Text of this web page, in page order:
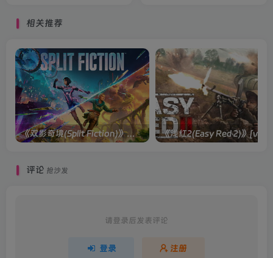
相关推荐
《双影奇境(Split Fiction)》单机版/联机版[v1.0 单机版/联机版]
评论 抢沙发
请登录后发表评论
登录 注册